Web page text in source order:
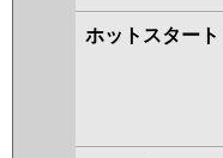
ホットスタート